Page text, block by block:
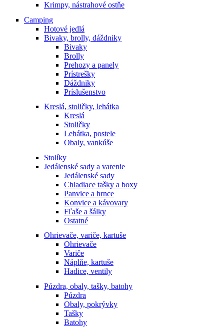
Krimpy, nástrahové ostňe
Camping
Hotové jedlá
Bivaky, brolly, dáždniky
Bivaky
Brolly
Prehozy a panely
Prístrešky
Dáždniky
Príslušenstvo
Kreslá, stoličky, lehátka
Kreslá
Stoličky
Lehátka, postele
Obaly, vankúše
Stolíky
Jedálenské sady a varenie
Jedálenské sady
Chladiace tašky a boxy
Panvice a hrnce
Konvice a kávovary
Fľaše a šálky
Ostatné
Ohrievače, variče, kartuše
Ohrievače
Variče
Náplňe, kartuše
Hadice, ventily
Púzdra, obaly, tašky, batohy
Púzdra
Obaly, pokrývky
Tašky
Batohy